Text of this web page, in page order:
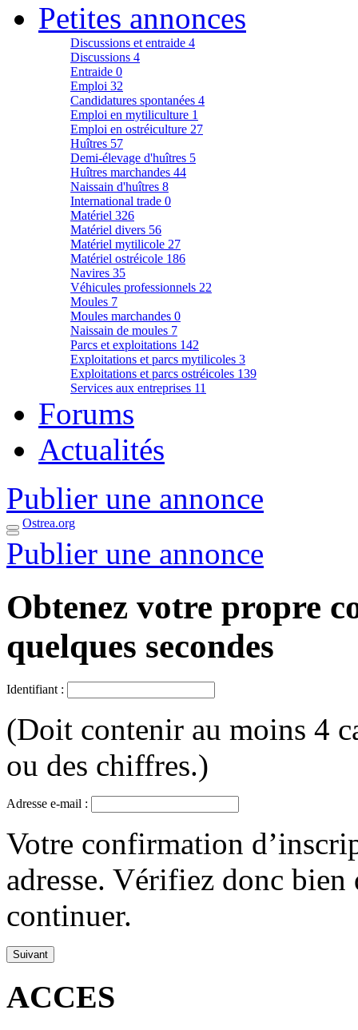
Petites annonces
Discussions et entraide 4
Discussions 4
Entraide 0
Emploi 32
Candidatures spontanées 4
Emploi en mytiliculture 1
Emploi en ostréiculture 27
Huîtres 57
Demi-élevage d'huîtres 5
Huîtres marchandes 44
Naissain d'huîtres 8
International trade 0
Matériel 326
Matériel divers 56
Matériel mytilicole 27
Matériel ostréicole 186
Navires 35
Véhicules professionnels 22
Moules 7
Moules marchandes 0
Naissain de moules 7
Parcs et exploitations 142
Exploitations et parcs mytilicoles 3
Exploitations et parcs ostréicoles 139
Services aux entreprises 11
Forums
Actualités
Publier une annonce
Ostrea.org
Publier une annonce
Obtenez votre propre
quelques secondes
Identifiant :
(Doit contenir au moins 4
ou des chiffres.)
Adresse e-mail :
Votre confirmation
adresse. Vérifiez donc bien
continuer.
ACCES